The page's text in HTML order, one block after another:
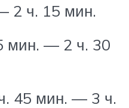
2 ч. 15 мин.
мин. — 2 ч. 30
45 мин. — 3 ч.